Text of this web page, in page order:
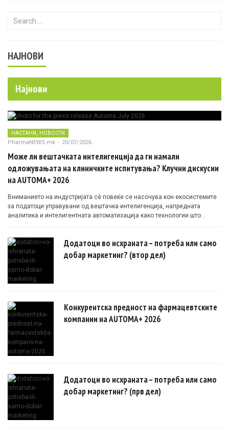
Search for:
НАЈНОВИ
Најнови
НАСТАНИ, НОВОСТИ
PharmaNEWS.mk - 20/07/2026
Може ли вештачката интелигенција да ги намали
одложувањата на клиничките испитувања? Клучни дискусии
на AUTOMA+ 2026
Вниманието на индустријата сè повеќе се насочува кон екосистемите
за податоци управувани од вештачка интелигенција, напредната
аналитика и интелигентната автоматизација како технологии што
Додатоци во исхраната – потреба или само
добар маркетинг? (втор дел)
Конкурентска предност на фармацевтските
компании на AUTOMA+ 2026
Додатоци во исхраната – потреба или само
добар маркетинг? (прв дел)